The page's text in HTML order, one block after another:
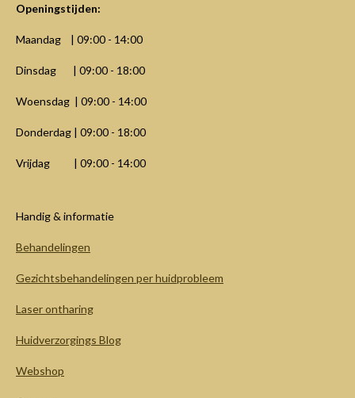
Openingstijden:
Maandag | 09:00 - 14:00
Dinsdag | 09:00 - 18:00
Woensdag | 09:00 - 14:00
Donderdag | 09:00 - 18:00
Vrijdag | 09:00 - 14:00
Handig & informatie
Behandelingen
Gezichtsbehandelingen per huidprobleem
Laser ontharing
Huidverzorgings Blog
Webshop